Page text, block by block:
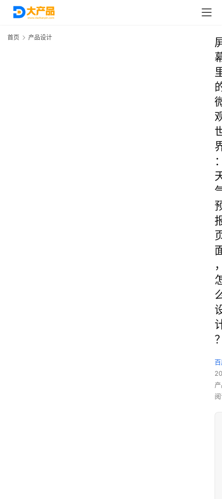
首页 产品设计